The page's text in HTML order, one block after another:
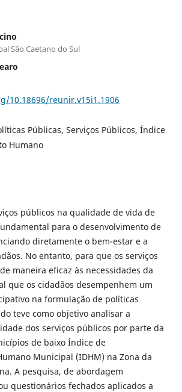
São Caetano do Sul
10.18696/reunir.v15i1.1906
Públicas, Serviços Públicos, Índice
Humano
públicos na qualidade de vida de
para o desenvolvimento de
diretamente o bem-estar e a
No entanto, para que os serviços
maneira eficaz às necessidades da
que os cidadãos desempenhem um
na formulação de políticas
teve como objetivo analisar a
dos serviços públicos por parte da
de baixo Índice de
Municipal (IDHM) na Zona da
A pesquisa, de abordagem
questionários fechados aplicados a